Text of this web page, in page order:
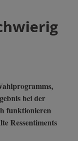
bei der
funktionieren
Ressentiments